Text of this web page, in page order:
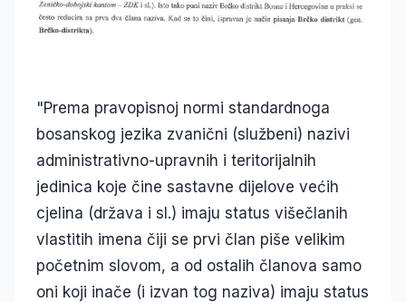
"Prema pravopisnoj normi standardnoga
bosanskog jezika zvanični (službeni) nazivi
administrativno-upravnih i teritorijalnih
jedinica koje čine sastavne dijelove većih
cjelina (država i sl.) imaju status višečlanih
vlastitih imena čiji se prvi član piše velikim
početnim slovom, a od ostalih članova samo
oni koji inače (i izvan tog naziva) imaju status